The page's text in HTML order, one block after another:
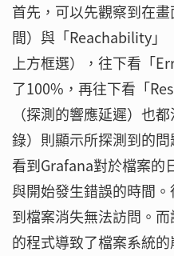
首先，可以先觀察到在
間）與「Reachability」
上方框選），往下看「
了100%，再往下看「
（探測的響應延遲）也
錄）則顯示所探測到的
看到Grafana對於檔案的
與開始發生錯誤的時間
到檔案消失無法訪問。
的程式導致了檔案系統